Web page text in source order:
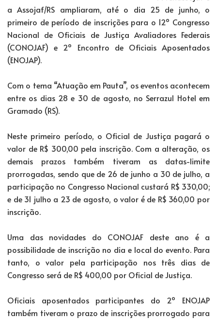
a Assojaf/RS ampliaram, até o dia 25 de junho, o
primeiro de período de inscrições para o 12º Congresso
Nacional de Oficiais de Justiça Avaliadores Federais
(CONOJAF) e 2º Encontro de Oficiais Aposentados
(ENOJAP).
Com o tema “Atuação em Pauta”, os eventos acontecem
entre os dias 28 e 30 de agosto, no Serrazul Hotel em
Gramado (RS).
Neste primeiro período, o Oficial de Justiça pagará o
valor de R$ 300,00 pela inscrição. Com a alteração, os
demais prazos também tiveram as datas-limite
prorrogadas, sendo que de 26 de junho a 30 de julho, a
participação no Congresso Nacional custará R$ 330,00;
e de 31 julho a 23 de agosto, o valor é de R$ 360,00 por
inscrição.
Uma das novidades do CONOJAF deste ano é a
possibilidade de inscrição no dia e local do evento. Para
tanto, o valor pela participação nos três dias de
Congresso será de R$ 400,00 por Oficial de Justiça.
Oficiais aposentados participantes do 2º ENOJAP
também tiveram o prazo de inscrições prorrogado para